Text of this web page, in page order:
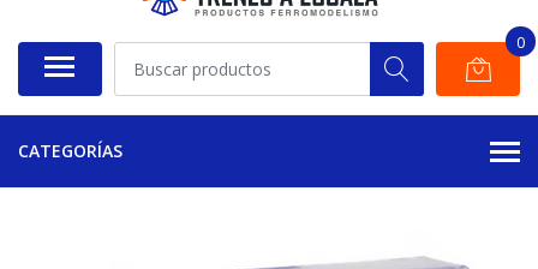
0
CATEGORÍAS